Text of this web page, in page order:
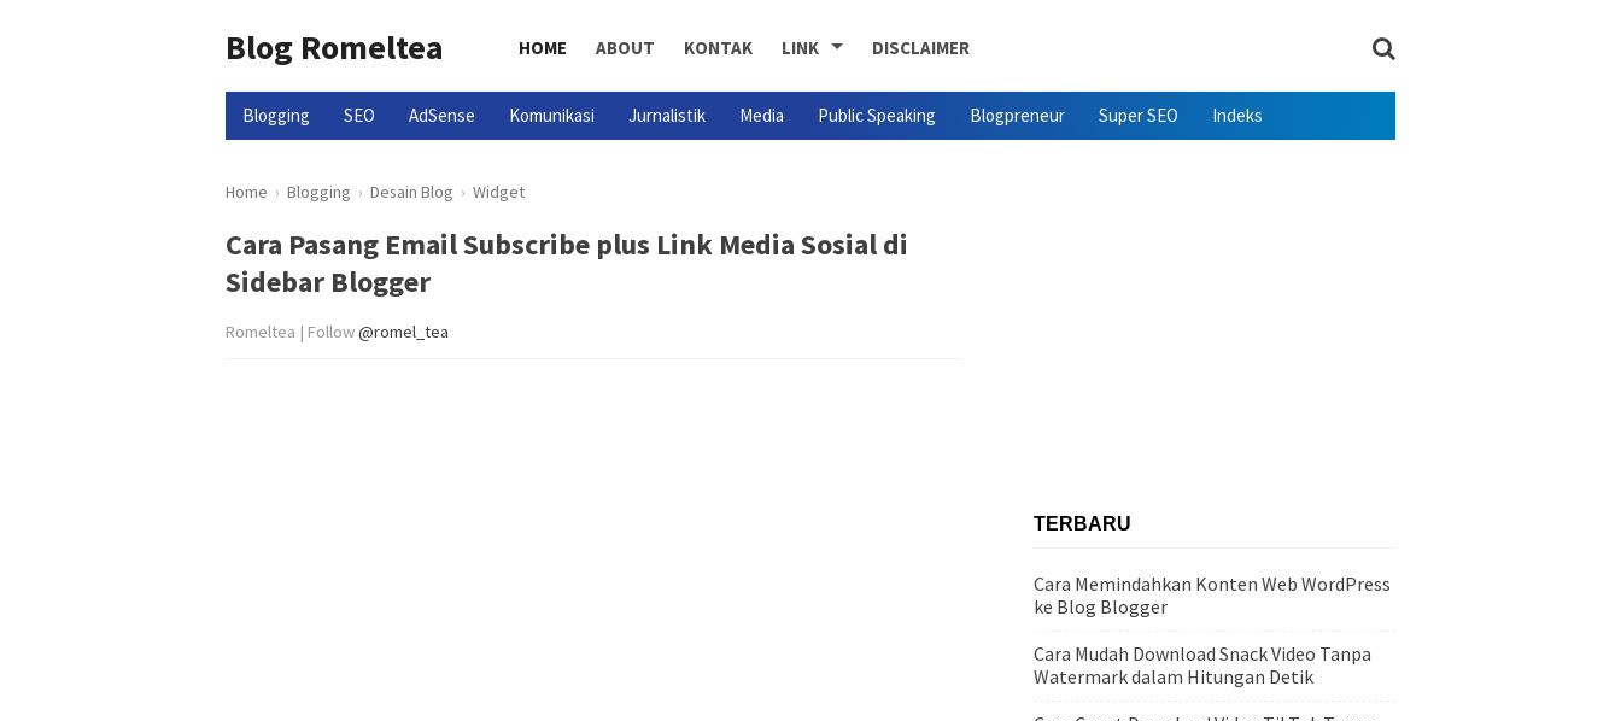
Blog Romeltea HOME ABOUT KONTAK LINK DISCLAIMER
Blogging SEO AdSense Komunikasi Jurnalistik Media Public Speaking Blogpreneur Super SEO Indeks
Home › Blogging › Desain Blog › Widget
Cara Pasang Email Subscribe plus Link Media Sosial di
Sidebar Blogger
Romeltea | Follow@romel_tea
TERBARU
Cara Memindahkan Konten Web WordPress
ke Blog Blogger
Cara Mudah Download Snack Video Tanpa
Watermark dalam Hitungan Detik